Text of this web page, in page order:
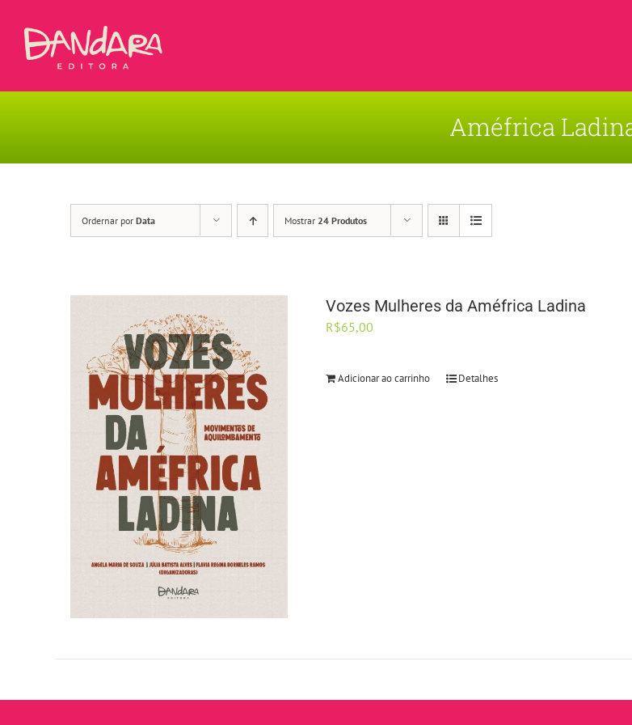
Améfrica
Ordernar por Data Mostrar 24 Produtos
Vozes Mulheres da Améfrica Ladina
R$65,00
Adicionar ao carrinho Detalhes